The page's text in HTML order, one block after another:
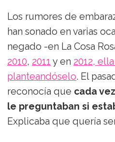
Los rumores de
han sonado en varias
negado -en La Cosa
2010, 2011 y en 2012,
planteandóselo. El
reconocía que cada
le preguntaban si
Explicaba que quería